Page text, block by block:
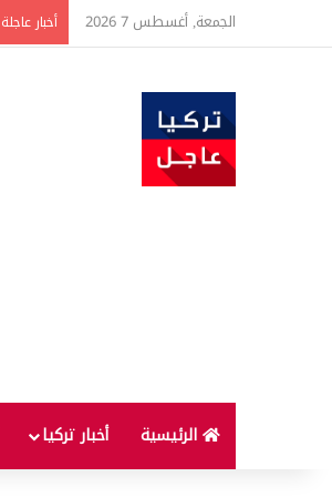
الجمعة, أغسطس 7 2026 أخبار عاجلة
الرئيسية أخبار تركيا